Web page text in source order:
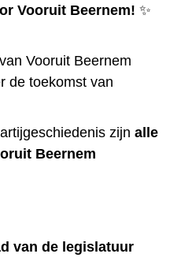
Vooruit Beernem! ✨
Vooruit Beernem
de toekomst van
zijn alle
Beernem
van de legislatuur